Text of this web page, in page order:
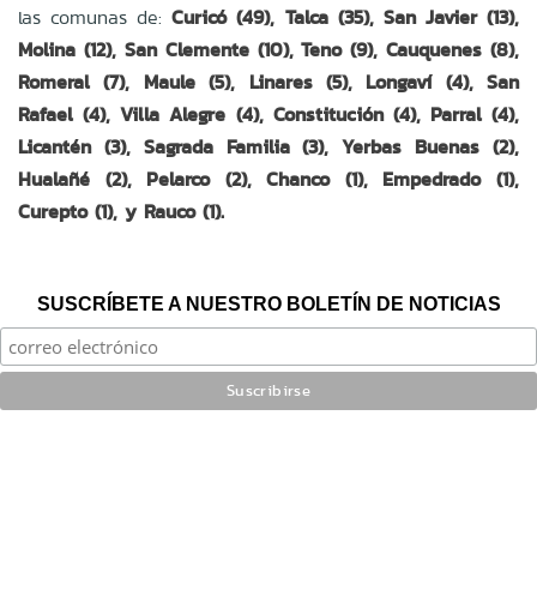
las comunas de:Curicó (49), Talca (35), San Javier (13),
Molina (12), San Clemente (10), Teno (9), Cauquenes (8),
Romeral (7), Maule (5), Linares (5), Longaví (4), San
Rafael (4), Villa Alegre (4), Constitución (4), Parral (4),
Licantén (3), Sagrada Familia (3), Yerbas Buenas (2),
Hualañé (2), Pelarco (2), Chanco (1), Empedrado (1),
Curepto (1), y Rauco (1).
SUSCRÍBETE A NUESTRO BOLETÍN DE NOTICIAS